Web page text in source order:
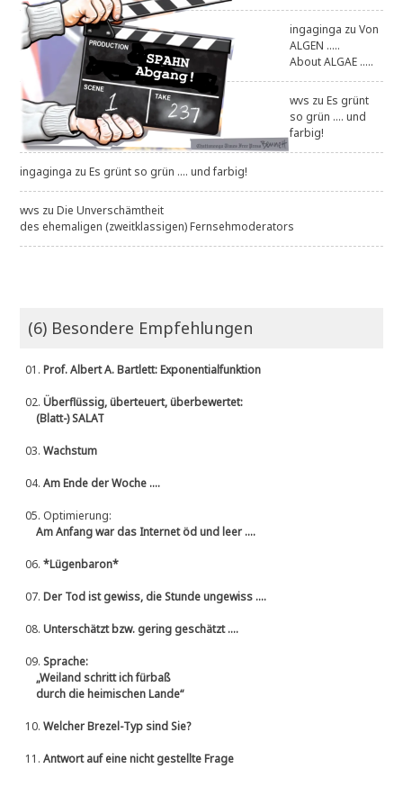
ingaginga zuVon
ALGEN .....
About ALGAE .....
wvs zuEs grünt
so grün .... und
farbig!
ingaginga zuEs grünt so grün .... und farbig!
wvs zuDie Unverschämtheit
des ehemaligen (zweitklassigen) Fernsehmoderators
(6) Besondere Empfehlungen
01.Prof. Albert A. Bartlett: Exponentialfunktion
02.Überflüssig, überteuert, überbewertet:
(Blatt-) SALAT
03.Wachstum
04.Am Ende der Woche ....
05. Optimierung:
Am Anfang war das Internet öd und leer ....
06.*Lügenbaron*
07.Der Tod ist gewiss, die Stunde ungewiss ....
08.Unterschätzt bzw. gering geschätzt ....
09.Sprache:
„Weiland schritt ich fürbaß
durch die heimischen Lande“
10.Welcher Brezel-Typ sind Sie?
11.Antwort auf eine nicht gestellte Frage